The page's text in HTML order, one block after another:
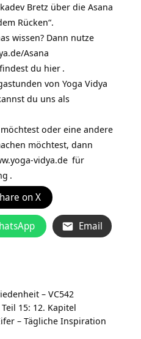
Bretz über die Asana
Rücken“.
wissen? Dann nutze
Asana
du hier .
von Yoga Vidya
du uns als
oder eine andere
möchtest, dann
vidya.de für
.
on X
Email
– VC542
15: 12. Kapitel
– Tägliche Inspiration